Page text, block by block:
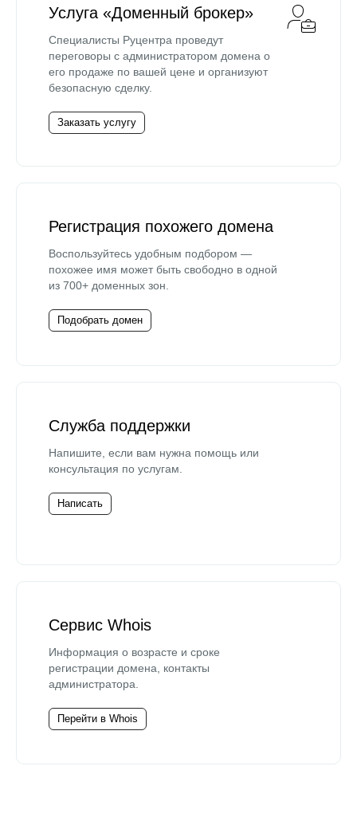
Услуга «Доменный брокер»
Специалисты Руцентра проведут
переговоры с администратором домена о
его продаже по вашей цене и организуют
безопасную сделку.
Заказать услугу
Регистрация похожего домена
Воспользуйтесь удобным подбором —
похожее имя может быть свободно в одной
из 700+ доменных зон.
Подобрать домен
Служба поддержки
Напишите, если вам нужна помощь или
консультация по услугам.
Написать
Сервис Whois
Информация о возрасте и сроке
регистрации домена, контакты
администратора.
Перейти в Whois